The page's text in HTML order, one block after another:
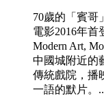
70歲的「賓哥
電影2016年首
Modern Art,
中國城附近的
傳統戲院，播
一語的默片。